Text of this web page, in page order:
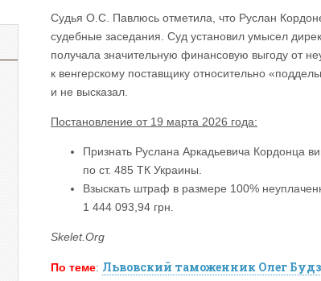
Судья О.С. Павлюсь отметила, что Руслан
судебные заседания. Суд установил умысел
получала значительную финансовую выгоду от
к венгерскому поставщику относительно
и не высказал.
Постановление от 19 марта 2026 года:
Признать Руслана Аркадьевича Кордонца
по ст. 485 ТК Украины.
Взыскать штраф в размере 100%
1 444 093,94 грн.
Skelet.Org
По теме: Львовский таможенник Олег Будз